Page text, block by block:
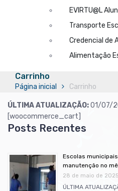
EVIRTU@L
Transporte
Credencial de
Alimentação
Carrinho
Página inicial Carrinho
ÚLTIMA ATUALIZAÇÃO:01/07/
[woocommerce_cart]
Escolas
manutenção no
28 de maio de 2025
ÚLTIMA